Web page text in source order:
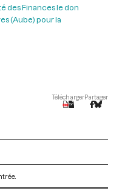
des Finances le don
(Aube) pour la
TéléchargerPartager